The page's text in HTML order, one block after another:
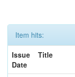
Item hits:
Issue
Date
Title